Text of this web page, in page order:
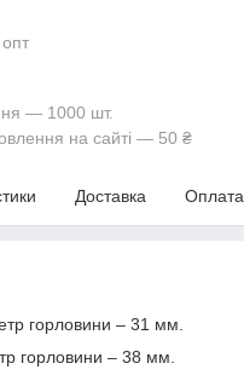
опт
— 1000 шт.
на сайті — 50 ₴
Доставка Оплата
горловини – 31 мм.
горловини – 38 мм.